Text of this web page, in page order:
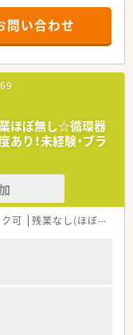
調剤薬局で、毎日の通
1日あたり約100枚の
時半まで開局してお
地域に密着のかかりつ
方にもキャリアアップ
考えている方を歓迎し
地域の方々から愛され
。
の時間をしっかりと大
問い合わせ
業ほぼ無し☆循環器
り！未経験・ブラ
可 残業なし(ほぼなし含む)